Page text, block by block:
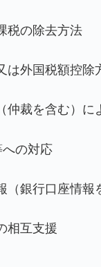
税の除去方法
は外国税額控除
仲裁を含む）
の対応
（銀行口座情報
相互支援